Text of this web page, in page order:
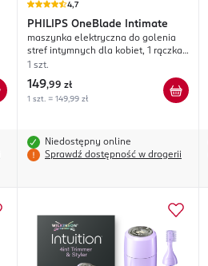
4,7
PHILIPS OneBlade Intimate
maszynka elektryczna do golenia
stref intymnych dla kobiet, 1 rączka
+ 1 wkład + 1 nakładka, QP1924/22;
1 szt.
149,99 zł
1 szt. = 149,99 zł
Niedostępny online
Sprawdź dostępność w drogerii